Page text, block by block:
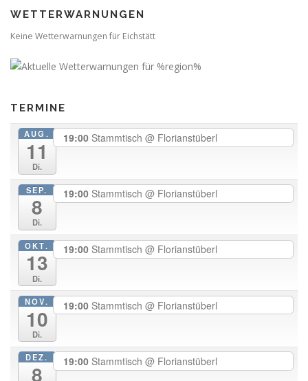
WETTERWARNUNGEN
Keine Wetterwarnungen für Eichstätt
TERMINE
AUG.
11
Di.
19:00 Stammtisch @ Florianstüberl
SEP.
8
Di.
19:00 Stammtisch @ Florianstüberl
OKT.
13
Di.
19:00 Stammtisch @ Florianstüberl
NOV.
10
Di.
19:00 Stammtisch @ Florianstüberl
DEZ.
8 19:00 Stammtisch @ Florianstüberl